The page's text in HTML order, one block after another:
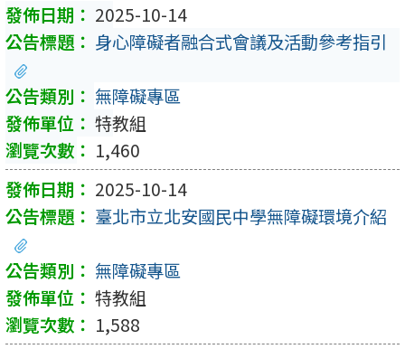
2025-10-14
身心障礙者融合式會議及活動參考指引
無障礙專區
特教組
1,460
2025-10-14
臺北市立北安國民中學無障礙環境介紹
無障礙專區
特教組
1,588